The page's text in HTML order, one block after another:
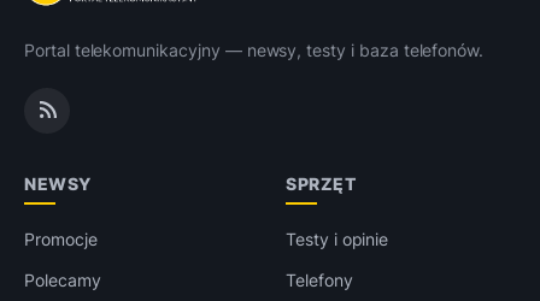
Portal telekomunikacyjny — newsy, testy i baza telefonów.
NEWSY
Promocje
Polecamy
SPRZĘT
Testy i opinie
Telefony